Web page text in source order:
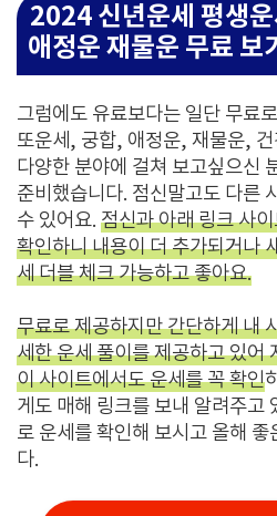
2024 신년운세 평생
애정운 재물운 무료 보기
그럼에도 유료보다는 일단 무료
또운세, 궁합, 애정운, 재물운,
다양한 분야에 걸쳐 보고싶으신
준비했습니다. 점신말고도 다른
수 있어요. 점신과 아래 링크 사
확인하니 내용이 더 추가되거나
세 더블 체크 가능하고 좋아요.
무료로 제공하지만 간단하게 내
세한 운세 풀이를 제공하고 있어
이 사이트에서도 운세를 꼭 확인
게도 매해 링크를 보내 알려주고
로 운세를 확인해 보시고 올해 좋
다.